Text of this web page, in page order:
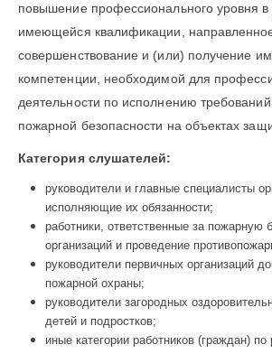
повышение профессионального уровня в
имеющейся квалификации,
совершенствование и (или) получение
компетенции, необходимой для
деятельности по исполнению
пожарной безопасности на объектах
Категория слушателей:
руководители и главные специалисты
исполняющие их обязанности;
работники, ответственные за пожарную
организаций и проведение
руководители первичных организаций
пожарной охраны;
руководители загородных
детей и подростков;
иные категории работников (граждан)